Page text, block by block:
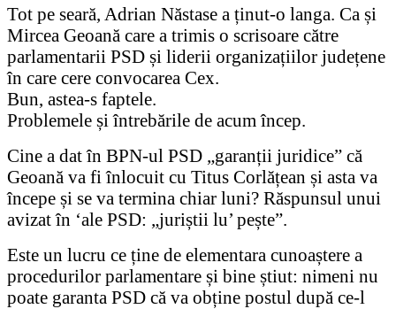
Tot pe seară, Adrian Năstase a ținut-o langa. Ca și
Mircea Geoană care a trimis o scrisoare către
parlamentarii PSD și liderii organizațiilor județene
în care cere convocarea Cex.
Bun, astea-s faptele.
Problemele și întrebările de acum încep.
Cine a dat în BPN-ul PSD „garanții juridice” că
Geoană va fi înlocuit cu Titus Corlățean și asta va
începe și se va termina chiar luni? Răspunsul unui
avizat în ‘ale PSD: „juriștii lu’ pește”.
Este un lucru ce ține de elementara cunoaștere a
procedurilor parlamentare și bine știut: nimeni nu
poate garanta PSD că va obține postul după ce-l